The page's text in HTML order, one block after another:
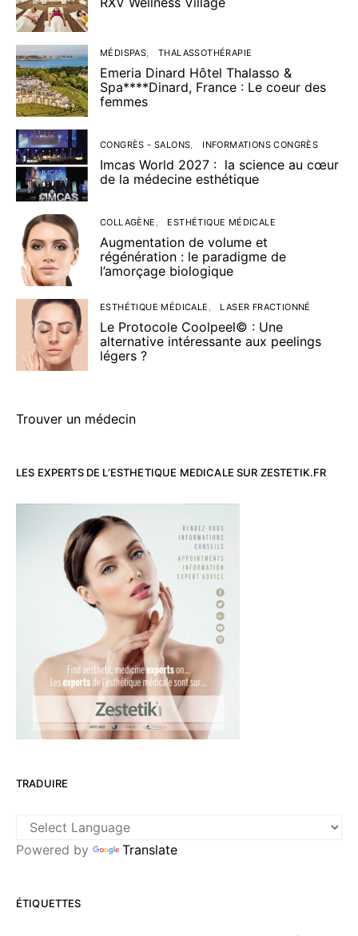
MÉDISPAS THALASSOTHÉRAPIE
Emeria Dinard Hôtel Thalasso &
Spa****Dinard, France : Le coeur des
femmes
CONGRÈS - SALONS INFORMATIONS CONGRÈS
Imcas World 2027 : la science au cœur
de la médecine esthétique
COLLAGÈNE ESTHÉTIQUE MÉDICALE
Augmentation de volume et
régénération : le paradigme de
l’amorçage biologique
ESTHÉTIQUE MÉDICALE LASER FRACTIONNÉ
Le Protocole Coolpeel© : Une
alternative intéressante aux peelings
légers ?
Trouver un médecin
LES EXPERTS DE L’ESTHETIQUE MEDICALE SUR ZESTETIK.FR
TRADUIRE
Powered by Translate
ÉTIQUETTES